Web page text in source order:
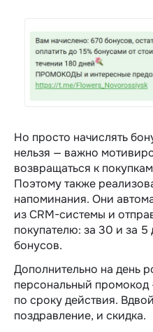
Но просто начислять
нельзя — важно
возвращаться к
Поэтому также
напоминания. Они
из CRM-системы и
покупателю: за 30 и за 5
бонусов.
Дополнительно на день
персональный
по сроку действия.
поздравление, и скидка.